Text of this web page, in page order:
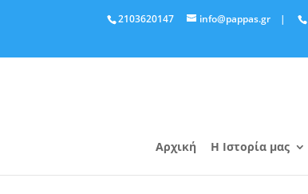
2103620147 info@pappas.gr |
Αρχική Η Ιστορία μας